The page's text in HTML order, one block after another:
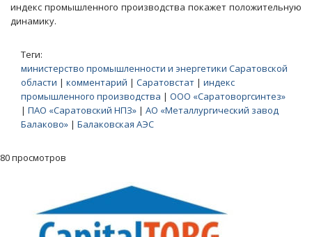
индекс промышленного производства покажет положительную
динамику.
Теги:
министерство промышленности и энергетики Саратовской
области | комментарий | Саратовстат | индекс
промышленного производства | ООО «Саратоворгсинтез»
| ПАО «Саратовский НПЗ» | АО «Металлургический завод
Балаково» | Балаковская АЭС
80 просмотров